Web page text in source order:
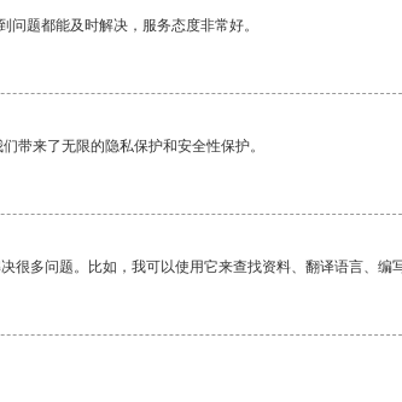
题都能及时解决，服务态度非常好。
带来了无限的隐私保护和安全性保护。
很多问题。比如，我可以使用它来查找资料、翻译语言、编